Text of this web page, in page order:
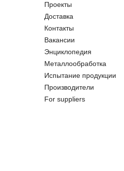
Проекты
Доставка
Контакты
Вакансии
Энциклопедия
Металлообработка
Испытание продукции
Производители
For suppliers